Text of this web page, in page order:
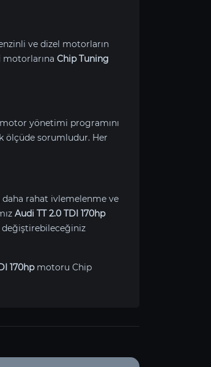
ve dizel motorların
motorlarına Chip Tuning
yönetimi programını
ölçüde sorumludur. Her
rahat ivlemelenme ve
Audi TT 2.0 TDI 170hp
değiştirebileceğiniz
170hpmotoru Chip